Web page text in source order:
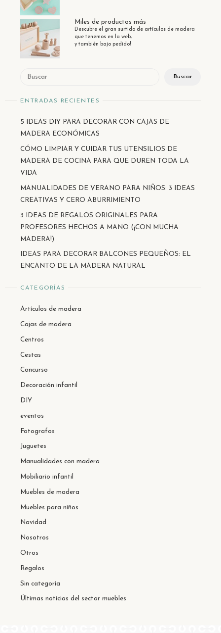
Miles de productos más
Descubre el gran surtido de artículos de madera
que tenemos en la web,
y también bajo pedido!
Buscar
Buscar
ENTRADAS RECIENTES
5 IDEAS DIY PARA DECORAR CON CAJAS DE
MADERA ECONÓMICAS
CÓMO LIMPIAR Y CUIDAR TUS UTENSILIOS DE
MADERA DE COCINA PARA QUE DUREN TODA LA
VIDA
MANUALIDADES DE VERANO PARA NIÑOS: 3 IDEAS
CREATIVAS Y CERO ABURRIMIENTO
3 IDEAS DE REGALOS ORIGINALES PARA
PROFESORES HECHOS A MANO (¡CON MUCHA
MADERA!)
IDEAS PARA DECORAR BALCONES PEQUEÑOS: EL
ENCANTO DE LA MADERA NATURAL
CATEGORÍAS
Artículos de madera
Cajas de madera
Centros
Cestas
Concurso
Decoración infantil
DIY
eventos
Fotografos
Juguetes
Manualidades con madera
Mobiliario infantil
Muebles de madera
Muebles para niños
Navidad
Nosotros
Otros
Regalos
Sin categoría
Últimas noticias del sector muebles